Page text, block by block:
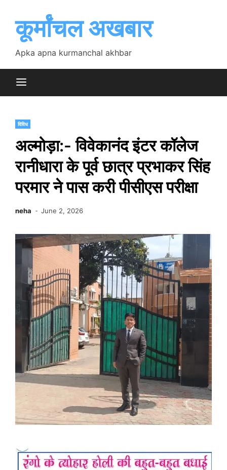
contentकूर्मांचल अखबार
Apka apna kurmanchal akhbar
विविध
अल्मोड़ा:- विवेकानंद इंटर कॉलेज
रानीधारा के पूर्व छात्र प्रभाकर सिंह
परमार ने पास करी पीसीएस परीक्षा
neha June 2, 2026